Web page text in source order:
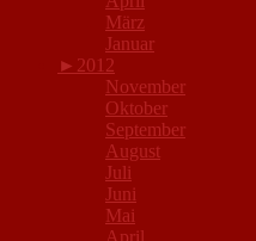
März
Januar
► 2012
November
Oktober
September
August
Juli
Juni
Mai
April